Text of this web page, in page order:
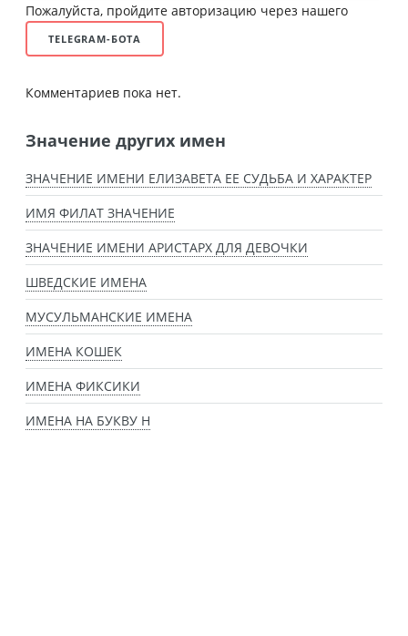
Пожалуйста, пройдите авторизацию через нашего
TELEGRAM-БОТА
Комментариев пока нет.
Значение других имен
ЗНАЧЕНИЕ ИМЕНИ ЕЛИЗАВЕТА ЕЕ СУДЬБА И ХАРАКТЕР
ИМЯ ФИЛАТ ЗНАЧЕНИЕ
ЗНАЧЕНИЕ ИМЕНИ АРИСТАРХ ДЛЯ ДЕВОЧКИ
ШВЕДСКИЕ ИМЕНА
МУСУЛЬМАНСКИЕ ИМЕНА
ИМЕНА КОШЕК
ИМЕНА ФИКСИКИ
ИМЕНА НА БУКВУ Н